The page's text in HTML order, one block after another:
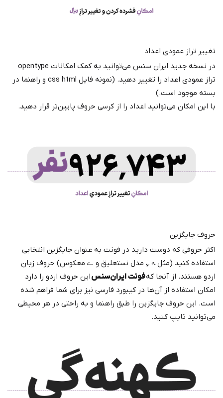
تغییر تراز عمودی اعداد
در نسخه جدید ایران‌ سنس می‌توانید به کمک امکانات opentype
تراز عمودی اعداد را تغییر دهید. (نمونه فایل css html و راهنما در
بسته موجود است.)
با این امکان می‌توانید اعداد را از کرسی حروف پایین‌تر قرار دهید.
حروف جایگزین
اکثر حروفی که دوست دارید در فونت به عنوان جایگزین انتخابی
استفاده کنید (مثل ﮧ ﮩ مدل نستعلیق و ے معکوس) حروف زبان
اردو هستند. از آنجا کهفونت ایران‌سنساین حروف اردو را دارد
امکان استفاده از آن‌ها در کیبورد فارسی نیز برای شما فراهم شده
است. این حروف جایگزین را طبق راهنما و به راحتی در هر محیطی
می‌توانید تایپ کنید.